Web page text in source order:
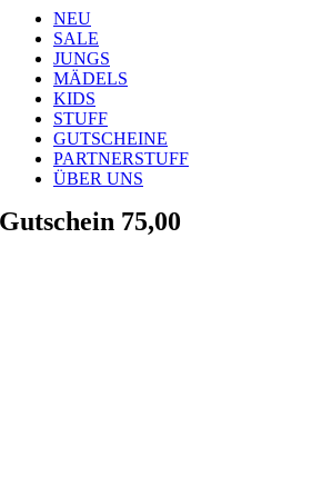
NEU
SALE
JUNGS
MÄDELS
KIDS
STUFF
GUTSCHEINE
PARTNERSTUFF
ÜBER UNS
Gutschein 75,00